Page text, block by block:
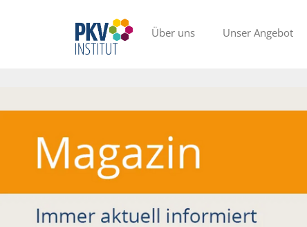
Über uns Unser Angebot